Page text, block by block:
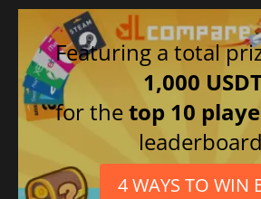
Featuring a total
1,000
for thetop 10
4 WAYS TO WIN